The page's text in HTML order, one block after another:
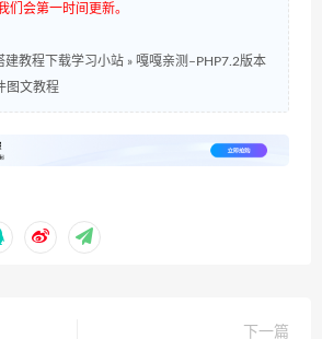
会第一时间更新。
建教程下载学习小站 » 嘎嘎亲测–PHP7.2版本
图文教程
下一篇